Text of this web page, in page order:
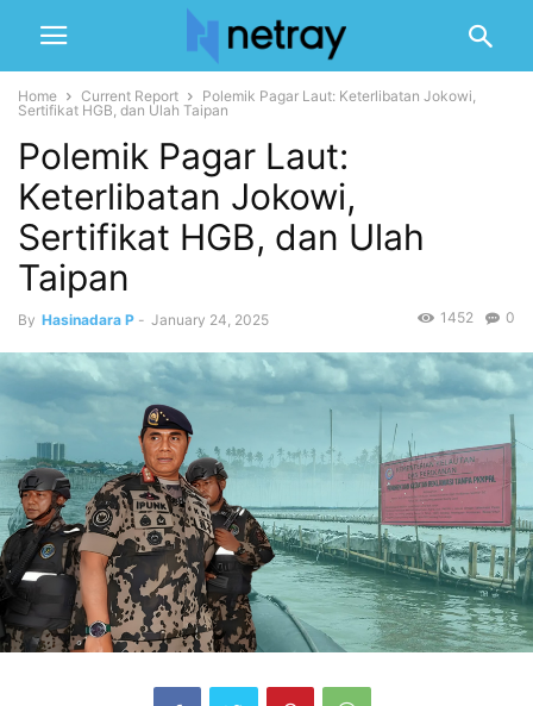
Home Current Report
Polemik Pagar Laut: Keterlibatan Jokowi,
Sertifikat HGB, dan Ulah Taipan
Polemik Pagar Laut:
Keterlibatan Jokowi,
Sertifikat HGB, dan Ulah
Taipan
By Hasinadara P - January 24, 2025 0
1452